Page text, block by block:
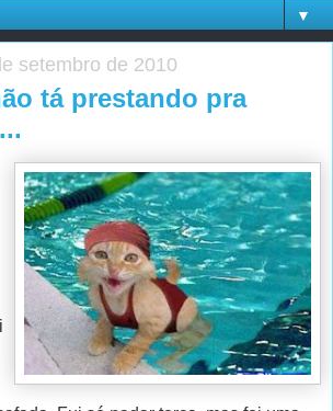
▼
setembro de 2010
tá prestando pra